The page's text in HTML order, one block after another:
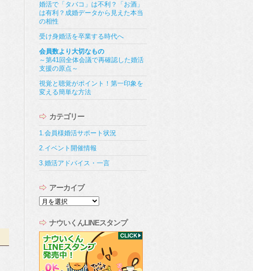
婚活で「タバコ」は不利？「お酒」
は有利？成婚データから見えた本当
の相性
受け身婚活を卒業する時代へ
会員数より大切なもの
～第41回全体会議で再確認した婚活
支援の原点～
視覚と聴覚がポイント！第一印象を
変える簡単な方法
カテゴリー
1.会員様婚活サポート状況
2.イベント開催情報
3.婚活アドバイス・一言
アーカイブ
ア
イ
ブ
ナウいくんLINEスタンプ